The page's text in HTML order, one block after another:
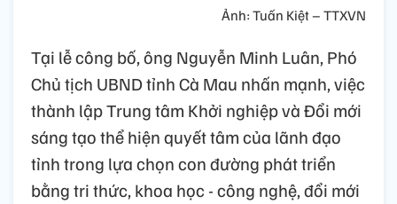
Ảnh: Tuấn Kiệt – TTXVN
Tại lễ công bố, ông Nguyễn Minh Luân, Phó
Chủ tịch UBND tỉnh Cà Mau nhấn mạnh, việc
thành lập Trung tâm Khởi nghiệp và Đổi mới
sáng tạo thể hiện quyết tâm của lãnh đạo
tỉnh trong lựa chọn con đường phát triển
bằng tri thức, khoa học - công nghệ, đổi mới